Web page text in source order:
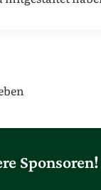
Sponsoren!